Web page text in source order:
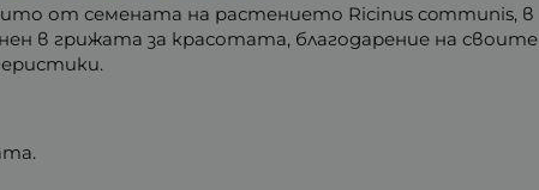
от семената на растението Ricinus communis, в
в грижата за красотата, благодарение на своите